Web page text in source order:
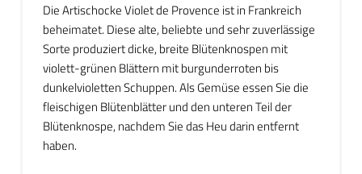
Die Artischocke Violet de Provence ist in Frankreich
beheimatet. Diese alte, beliebte und sehr zuverlässige
Sorte produziert dicke, breite Blütenknospen mit
violett-grünen Blättern mit burgunderroten bis
dunkelvioletten Schuppen. Als Gemüse essen Sie die
fleischigen Blütenblätter und den unteren Teil der
Blütenknospe, nachdem Sie das Heu darin entfernt
haben.